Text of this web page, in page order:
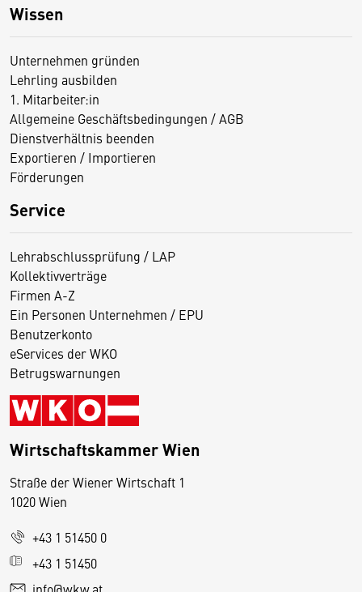
Wissen
Unternehmen gründen
Lehrling ausbilden
1. Mitarbeiter:in
Allgemeine Geschäftsbedingungen / AGB
Dienstverhältnis beenden
Exportieren / Importieren
Förderungen
Service
Lehrabschlussprüfung / LAP
Kollektivverträge
Firmen A-Z
Ein Personen Unternehmen / EPU
Benutzerkonto
eServices der WKO
Betrugswarnungen
Wirtschaftskammer Wien
Straße der Wiener Wirtschaft 1
1020 Wien
+43 1 51450 0
+43 1 51450
D